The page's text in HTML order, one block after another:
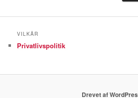
VILKÅR
Privatlivspolitik
Drevet af